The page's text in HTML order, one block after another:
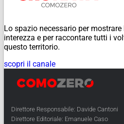
Lo spazio necessario per
interezza e per raccontare tutti i
questo territorio.
scopri il canale
Direttore Responsabile: Davide Cantoni
Direttore Editoriale: Emanuele Caso